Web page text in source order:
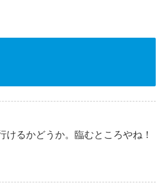
るかどうか。臨むところやね！